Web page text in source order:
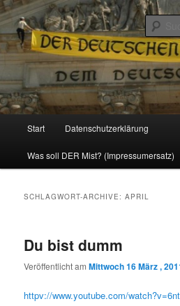
Reizzentrum
Politik, Wirtschaft, Soziales und
Zum
Inhalt
Zum
sekundären
Start Datenschutzerklärung
Was soll DER Mist? (Impressumersatz)
SCHLAGWORT-ARCHIVE:APRIL
Du bist dumm
Veröffentlicht amMittwoch 16 März ,
httpv://www.youtube.com/